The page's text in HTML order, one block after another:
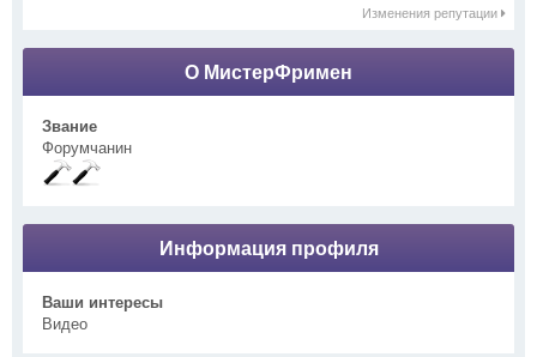
Изменения репутации
О МистерФримен
Звание
Форумчанин
Информация профиля
Ваши интересы
Видео